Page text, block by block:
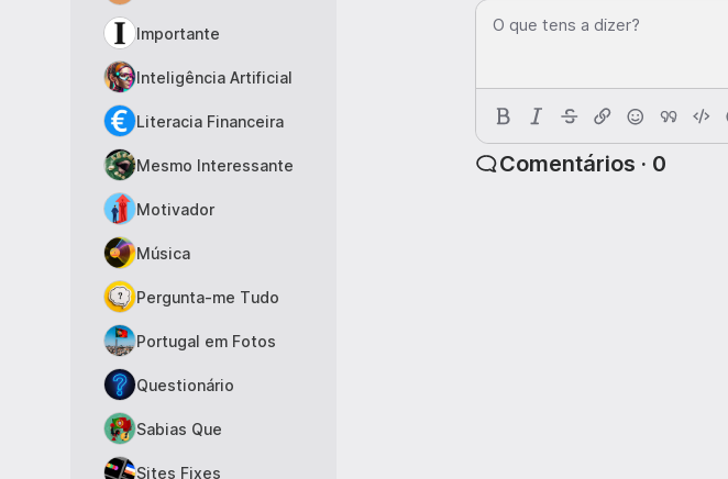
Importante
Inteligência Artificial
Literacia Financeira
Mesmo Interessante
Motivador
Música
Pergunta-me Tudo
Portugal em Fotos
Questionário
Sabias Que
Sites Fixes
O que tens a dizer?
Comentários · 0